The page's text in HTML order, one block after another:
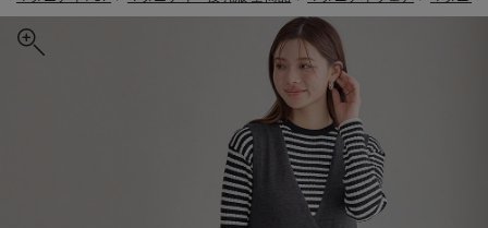
戻る
戻る
授乳ブラ・マタニティブラ（マタニティインナー・産後用品）
戻る
戻る
戻る
戻る
戻る
戻る
【アウトレット】トップス・授乳トップス
戻る
戻る
送料無料アイテム全て
ワンピース
トップス
ブラキャミ おまとめ
【37周年祭セール】
【37周年祭セール】
【37周年祭セール】
気温差別オススメア
【15℃】3月下旬～
【〜10℃】3月中旬
動きやすく着回しで
涼しくて可愛い「ワ
強撚スムース(コスパ
マタニティウェア
【おまとめ割】パジ
こだわりの履き心地
カジュアル
デニム
ジャケット派
きれいめトップス派
出産準備応援割全て
マタニティパジャマ
マタニティインナー
【オフィスカジュア
【オフィスカジュア
レギンスタイプ
パンツタイプ
【フォーマル】ワン
【フォーマル】ボト
【ベビー】長袖
【ベビー】半袖
ハンカチ
2WAYオール
快適ウェア10%OFF
春のマタニティワン
セットアップ・ レイ
Aライン ・フレアワ
Gift Selection 出産
〜3,000円（税込）
〜5,000円（税込）
冬の冷え対策インナ
薄くてあったか
綿混素材
入院準備の持ち物チ
入院してすぐ使うグ
赤ちゃんへ使うもの
冬のあったか特集全て
【冬のあったか特集
【冬のあったか特集
【セット】リブニットトップス＆ニットジャンパースカート マタニテ
ィ・授乳服 【出産後も長く使える】
フリー/在庫あり